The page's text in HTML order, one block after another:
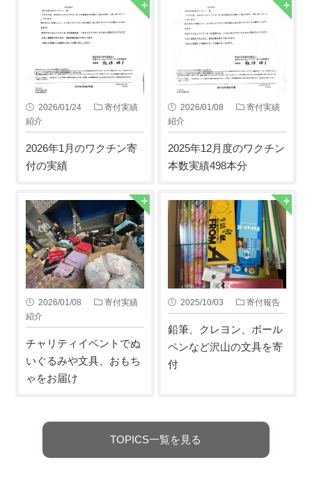
2026/01/24
寄付実績
紹介
2026年1月のワクチン寄
付の実績
2026/01/08
寄付実績
紹介
2025年12月度のワクチン
本数実績498本分
2026/01/08
寄付実績
紹介
チャリティイベントでぬ
いぐるみや文具、おもち
ゃをお届け
2025/10/03 寄付報告
鉛筆、クレヨン、ボール
ペンなど沢山の文具を寄
付
TOPICS一覧を見る